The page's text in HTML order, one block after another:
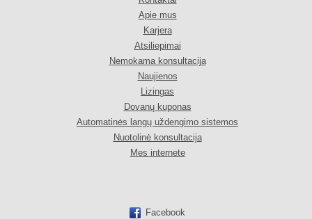
Apie mus
Karjera
Atsiliepimai
Nemokama konsultacija
Naujienos
Lizingas
Dovanų kuponas
Automatinės langų uždengimo sistemos
Nuotolinė konsultacija
Mes internete
Facebook